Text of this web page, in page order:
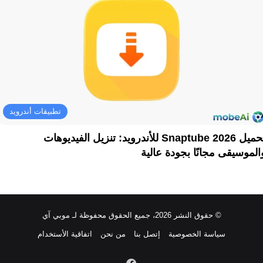
تطبيقات أندرويد
تحميل Snaptube 2026 للأندرويد: تنزيل الفيديوهات
مجانًا بجودة عالية
© حقوق النشر 2026، جميع الحقوق محفوظة لـ موبي آي
سياسة الخصوصية إتصل بنا من نحن اتفاقية الأستخدام